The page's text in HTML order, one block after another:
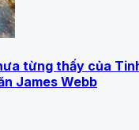
từng thấy của
James Webb